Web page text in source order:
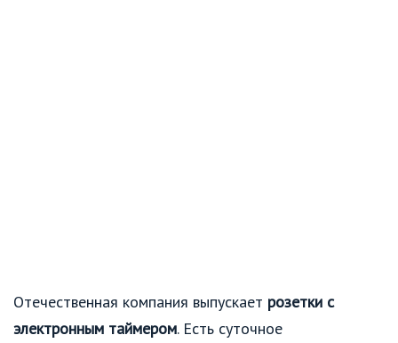
Отечественная компания выпускает розетки с
электронным таймером. Есть суточное